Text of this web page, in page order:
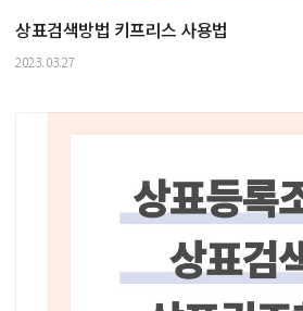
상표검색방법 키프리스 사용법
2023.03.27